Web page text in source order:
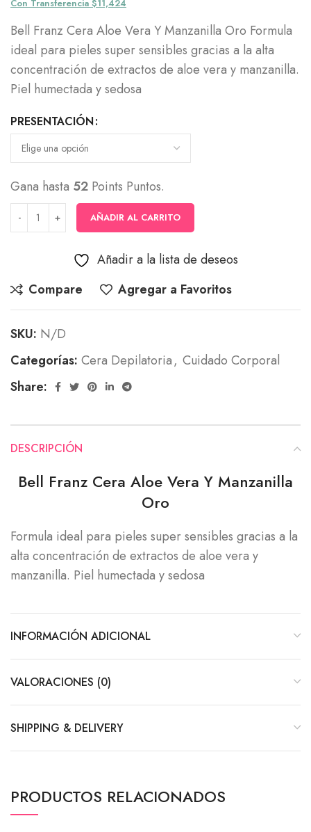
precios:
desde
$11,900
hasta
Con Transferencia $11,424
Bell Franz Cera Aloe Vera Y Manzanilla Oro Formula
ideal para pieles super sensibles gracias a la alta
concentración de extractos de aloe vera y manzanilla.
Piel humectada y sedosa
PRESENTACIÓN
Gana hasta 52 Points Puntos.
AÑADIR AL CARRITO
Añadir a la lista de deseos
Compare
Agregar a Favoritos
SKU: N/D
Categorías: Cera Depilatoria, Cuidado Corporal
Share:
DESCRIPCIÓN
Bell Franz Cera Aloe Vera Y Manzanilla
Oro
Formula ideal para pieles super sensibles gracias a la
alta concentración de extractos de aloe vera y
manzanilla. Piel humectada y sedosa
INFORMACIÓN ADICIONAL
VALORACIONES (0)
SHIPPING & DELIVERY
PRODUCTOS RELACIONADOS